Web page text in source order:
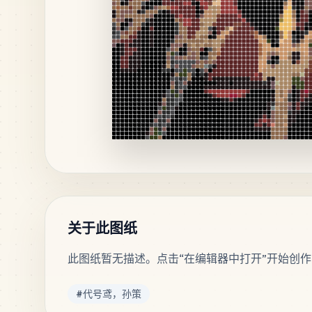
关于此图纸
此图纸暂无描述。点击“在编辑器中打开”开始创
标签
#代号鸢，孙策